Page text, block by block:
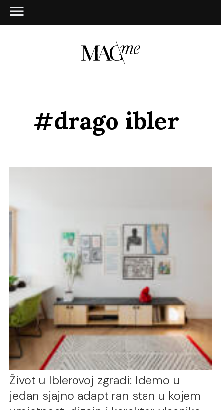
#drago ibler
Život u Iblerovoj zgradi: Idemo u
jedan sjajno adaptiran stan u kojem